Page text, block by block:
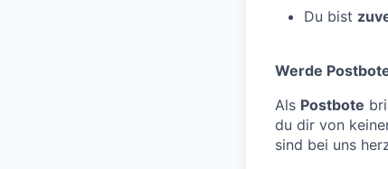
Du bist
Werde
Als Postbote
du dir von
sind bei uns